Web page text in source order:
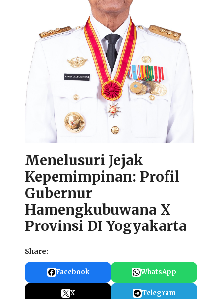
Menelusuri Jejak
Kepemimpinan: Profil
Gubernur
Hamengkubuwana X
Provinsi DI Yogyakarta
Share:
Facebook WhatsApp
X Telegram